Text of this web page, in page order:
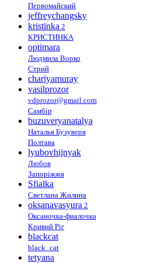
Первомайский
jeffreychangsky
kristinka 2
КРИСТИНКА
optimara
Людмила Ворко
Стрий
chariyamuray
vasilprozor
vdprozor@gmail.com
Самбір
buzuveryanatalya
Наталья Бузуверя
Полтава
lyubovhijnyak
Любов
Запоріжжя
Sfialka
Светлана Жилина
oksanavasyura 2
Оксаночка-фиалочка
Кривий Ріг
blackcat
black_cat
tetyana